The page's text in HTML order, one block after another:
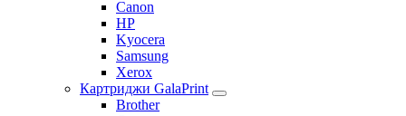
Canon
HP
Kyocera
Samsung
Xerox
Картриджи GalaPrint
Brother